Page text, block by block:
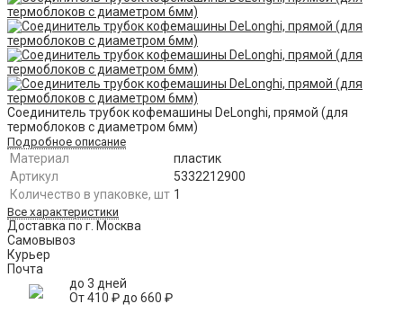
Соединитель трубок кофемашины DeLonghi, прямой (для
термоблоков с диаметром 6мм)
Подробное описание
Материал
пластик
Артикул
5332212900
Количество в упаковке, шт 1
Все характеристики
Доставка по г. Москва
Самовывоз
Курьер
Почта
до 3 дней
От410 ₽до 660 ₽